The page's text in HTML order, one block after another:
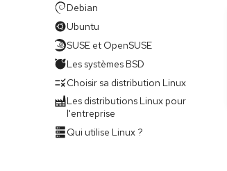
Debian
Ubuntu
SUSE et OpenSUSE
Les systèmes BSD
Choisir sa distribution Linux
Les distributions Linux pour
l'entreprise
Qui utilise Linux ?